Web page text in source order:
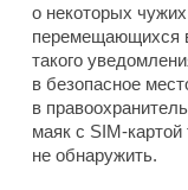
о некоторых
перемещающихся
такого
в безопасное
в
маяк с SIM-
не обнаружить.